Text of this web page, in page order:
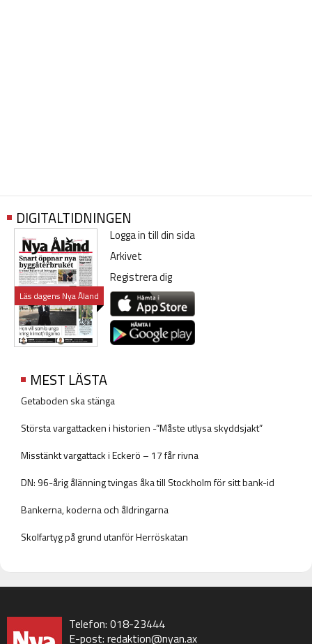
DIGITALTIDNINGEN
Läs dagens Nya Åland
Logga in till din sida
Arkivet
Registrera dig
MEST LÄSTA
Getaboden ska stänga
Största vargattacken i historien -”Måste utlysa skyddsjakt”
Misstänkt vargattack i Eckerö – 17 får rivna
DN: 96-årig ålänning tvingas åka till Stockholm för sitt bank-id
Bankerna, koderna och åldringarna
Skolfartyg på grund utanför Herröskatan
Telefon: 018-23444
E-post: redaktion@nyan.ax